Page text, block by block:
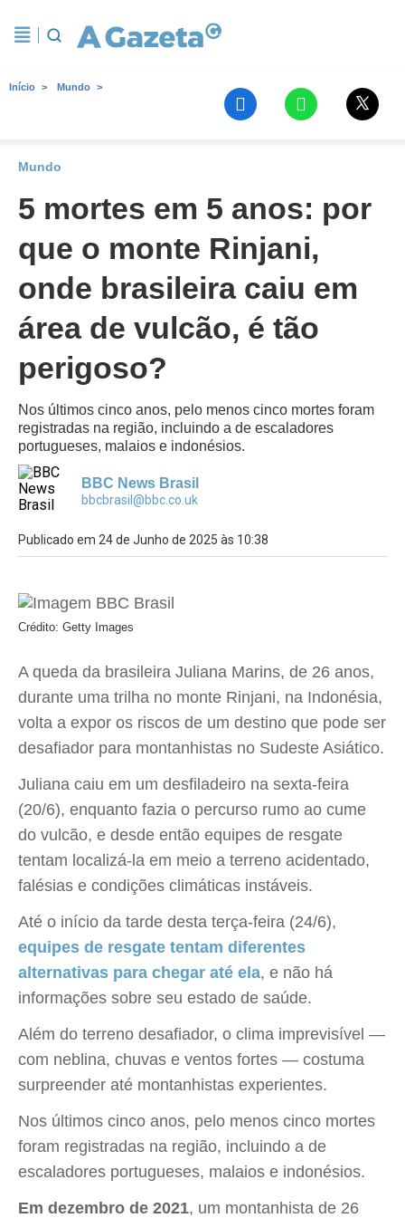
Início Mundo
Mundo
5 mortes em 5 anos: por
que o monte Rinjani,
onde brasileira caiu em
área de vulcão, é tão
perigoso?
Nos últimos cinco anos, pelo menos cinco mortes foram
registradas na região, incluindo a de escaladores
portugueses, malaios e indonésios.
BBC News Brasil
bbcbrasil@bbc.co.uk
Publicado em 24 de Junho de 2025 às 10:38
Crédito: Getty Images
A queda da brasileira Juliana Marins, de 26 anos,
durante uma trilha no monte Rinjani, na Indonésia,
volta a expor os riscos de um destino que pode ser
desafiador para montanhistas no Sudeste Asiático.
Juliana caiu em um desfiladeiro na sexta-feira
(20/6), enquanto fazia o percurso rumo ao cume
do vulcão, e desde então equipes de resgate
tentam localizá-la em meio a terreno acidentado,
falésias e condições climáticas instáveis.
Até o início da tarde desta terça-feira (24/6),
equipes de resgate tentam diferentes
alternativas para chegar até ela, e não há
informações sobre seu estado de saúde.
Além do terreno desafiador, o clima imprevisível —
com neblina, chuvas e ventos fortes — costuma
surpreender até montanhistas experientes.
Nos últimos cinco anos, pelo menos cinco mortes
foram registradas na região, incluindo a de
escaladores portugueses, malaios e indonésios.
Em dezembro de 2021, um montanhista de 26